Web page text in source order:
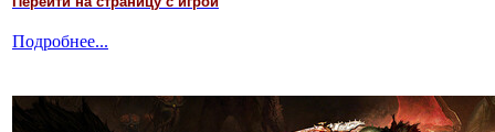
Подробнее...